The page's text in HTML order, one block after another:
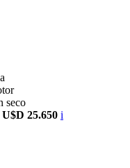
seco
25.650 i